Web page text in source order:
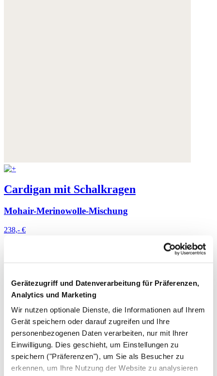
Gerätezugriff und Datenverarbeitung für Präferenzen,
Analytics und Marketing
Wir nutzen optionale Dienste, die Informationen auf Ihrem
Gerät speichern oder darauf zugreifen und Ihre
personenbezogenen Daten verarbeiten, nur mit Ihrer
Einwilligung. Dies geschieht, um Einstellungen zu
speichern ("Präferenzen"), um Sie als Besucher zu
erkennen, um Ihre Nutzung der Website zu analysieren
Cardigan mit Schalkragen
Mohair-Merinowolle-Mischung
238,- €